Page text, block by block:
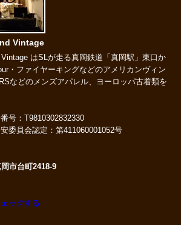
Vintage
はSLが走る真岡鉄道「真岡駅」東口か
・ファイヤーキングなどのアメリカンヴィン
などのメンズアパレル、ヨーロッパ古着類を
号：T9810302832330
委員会認定：第411060001052号
市台町2418-9
ックする